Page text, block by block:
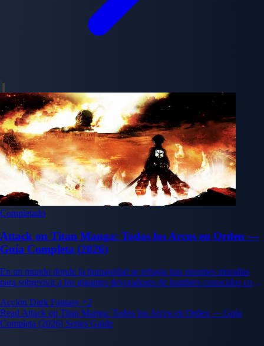
Completado
Attack on Titan Manga: Todos los Arcos en Orden —
Guía Completa (2026)
En un mundo donde la humanidad se refugia tras enormes murallas
para sobrevivir a los gigantes devoradores de hombres conocidos como
Su viaje de víctima a soldado a radical que cambia el mundo
transforma todo aquello que una vez luchó por proteger.
Acción Dark Fantasy +2
Read Attack on Titan Manga: Todos los Arcos en Orden — Guía
Completa (2026) Series Guide